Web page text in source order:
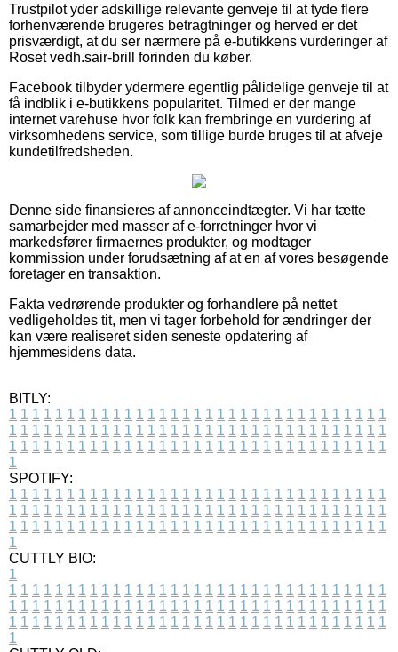
Trustpilot yder adskillige relevante genveje til at tyde flere
forhenværende brugeres betragtninger og herved er det
prisværdigt, at du ser nærmere på e-butikkens vurderinger af
Roset vedh.sair-brill forinden du køber.
Facebook tilbyder ydermere egentlig pålidelige genveje til at
få indblik i e-butikkens popularitet. Tilmed er der mange
internet varehuse hvor folk kan frembringe en vurdering af
virksomhedens service, som tillige burde bruges til at afveje
kundetilfredsheden.
Denne side finansieres af annonceindtægter. Vi har tætte
samarbejder med masser af e-forretninger hvor vi
markedsfører firmaernes produkter, og modtager
kommission under forudsætning af at en af vores besøgende
foretager en transaktion.
Fakta vedrørende produkter og forhandlere på nettet
vedligeholdes tit, men vi tager forbehold for ændringer der
kan være realiseret siden seneste opdatering af
hjemmesidens data.
BITLY:
1 1 1 1 1 1 1 1 1 1 1 1 1 1 1 1 1 1 1 1 1 1 1 1 1 1 1 1 1 1 1 1 1
1 1 1 1 1 1 1 1 1 1 1 1 1 1 1 1 1 1 1 1 1 1 1 1 1 1 1 1 1 1 1 1 1
1 1 1 1 1 1 1 1 1 1 1 1 1 1 1 1 1 1 1 1 1 1 1 1 1 1 1 1 1 1 1 1 1
1
SPOTIFY:
1 1 1 1 1 1 1 1 1 1 1 1 1 1 1 1 1 1 1 1 1 1 1 1 1 1 1 1 1 1 1 1 1
1 1 1 1 1 1 1 1 1 1 1 1 1 1 1 1 1 1 1 1 1 1 1 1 1 1 1 1 1 1 1 1 1
1 1 1 1 1 1 1 1 1 1 1 1 1 1 1 1 1 1 1 1 1 1 1 1 1 1 1 1 1 1 1 1 1
1
CUTTLY BIO:
1
1 1 1 1 1 1 1 1 1 1 1 1 1 1 1 1 1 1 1 1 1 1 1 1 1 1 1 1 1 1 1 1 1
1 1 1 1 1 1 1 1 1 1 1 1 1 1 1 1 1 1 1 1 1 1 1 1 1 1 1 1 1 1 1 1 1
1 1 1 1 1 1 1 1 1 1 1 1 1 1 1 1 1 1 1 1 1 1 1 1 1 1 1 1 1 1 1 1 1
1